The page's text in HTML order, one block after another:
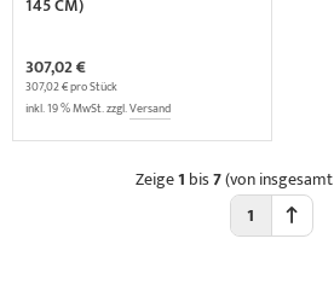
307,02 €
307,02 € pro Stück
inkl. 19 % MwSt. zzgl.Versand
Zeige1 bis7(von insgesamt
1